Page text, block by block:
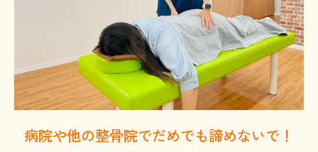
病院や他の整骨院でだめでも諦めないで！